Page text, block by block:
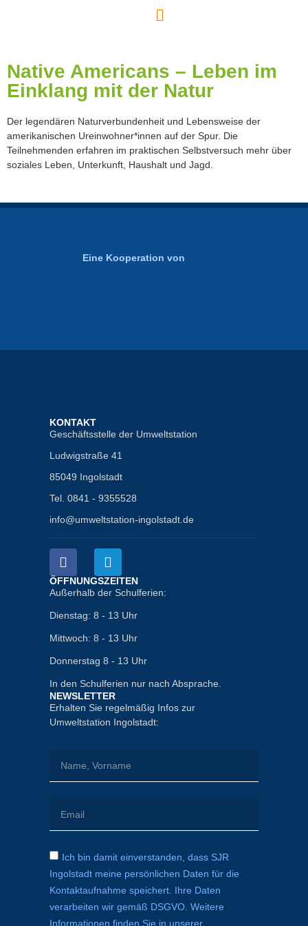
Native Americans – Leben im
Einklang mit der Natur
Der legendären Naturverbundenheit und Lebensweise der
amerikanischen Ureinwohner*innen auf der Spur. Die
Teilnehmenden erfahren im praktischen Selbstversuch mehr über
soziales Leben, Unterkunft, Haushalt und Jagd.
Eine Kooperation von
KONTAKT
Geschäftsstelle der Umweltstation
Ludwigstraße 41
85049 Ingolstadt
Tel. 0841 - 9355528
info@umweltstation-ingolstadt.de
ÖFFNUNGSZEITEN
Außerhalb der Schulferien:
Dienstag: 8 - 13 Uhr
Mittwoch: 8 - 13 Uhr
Donnerstag 8 - 13 Uhr
In den Schulferien nur nach Absprache.
NEWSLETTER
Erhalten Sie regelmäßig Infos zur
Umweltstation Ingolstadt:
Ich bin damit einverstanden, dass SJR
Ingolstadt meine persönlichen Daten für die
Kontaktaufnahme speichert. Ihre Daten
verarbeiten wir gemäß DSGVO. Weitere
Informationen finden Sie in unserer